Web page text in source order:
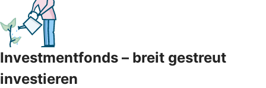
Investmentfonds – breit gestreut
investieren